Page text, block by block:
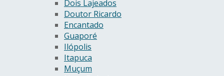
Dois Lajeados
Doutor Ricardo
Encantado
Guaporé
Ilópolis
Itapuca
Muçum